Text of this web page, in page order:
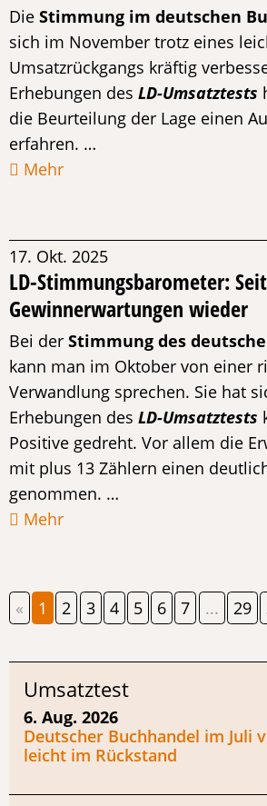
Die Stimmung im deutschen
sich im November trotz eines
Umsatzrückgangs kräftig
Erhebungen des LD-Umsatztests
die Beurteilung der Lage einen
erfahren. …
Mehr
17. Okt. 2025
LD-Stimmungsbarometer:
Gewinnerwartungen wieder
Bei der Stimmung des
kann man im Oktober von einer
Verwandlung sprechen. Sie hat
Erhebungen des LD-Umsatztests
Positive gedreht. Vor allem die
mit plus 13 Zählern einen
genommen. …
Mehr
« 1 2 3 4 5 6 7 ... 29
Umsatztest
6. Aug. 2026
Deutscher Buchhandel im Juli
leicht im Rückstand